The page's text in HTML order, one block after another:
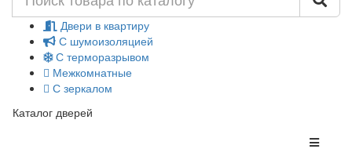
Двери в квартиру
С шумоизоляцией
С терморазрывом
Межкомнатные
С зеркалом
Каталог дверей